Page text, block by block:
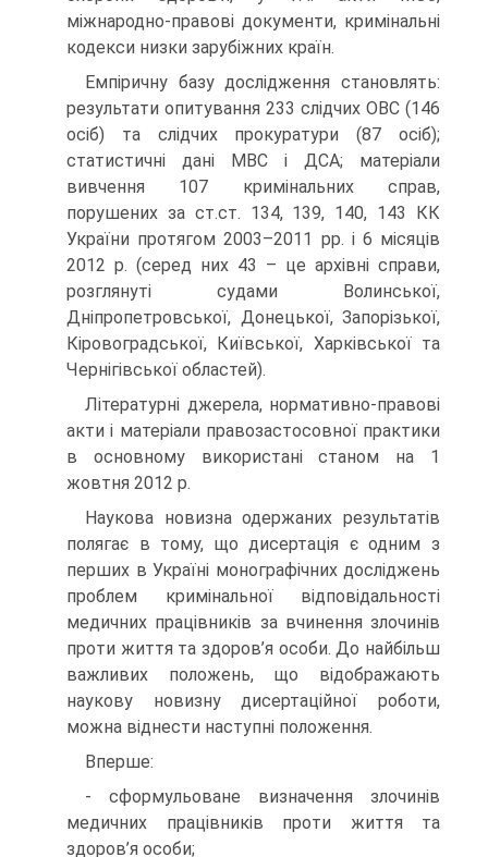
міжнародно-правові документи, кримінальні
кодекси низки зарубіжних країн.
Емпіричну базу дослідження становлять:
результати опитування 233 слідчих ОВС (146
осіб) та слідчих прокуратури (87 осіб);
статистичні дані МВС і ДСА; матеріали
вивчення 107 кримінальних справ,
порушених за ст.ст. 134, 139, 140, 143 КК
України протягом 2003–2011 рр. і 6 місяців
2012 р. (серед них 43 – це архівні справи,
розглянуті судами Волинської,
Дніпропетровської, Донецької, Запорізької,
Кіровоградської, Київської, Харківської та
Чернігівської областей).
Літературні джерела, нормативно-правові
акти і матеріали правозастосовної практики
в основному використані станом на 1
жовтня 2012 р.
Наукова новизна одержаних результатів
полягає в тому, що дисертація є одним з
перших в Україні монографічних досліджень
проблем кримінальної відповідальності
медичних працівників за вчинення злочинів
проти життя та здоров’я особи. До найбільш
важливих положень, що відображають
наукову новизну дисертаційної роботи,
можна віднести наступні положення.
Вперше:
- сформульоване визначення злочинів
медичних працівників проти життя та
здоров’я особи;